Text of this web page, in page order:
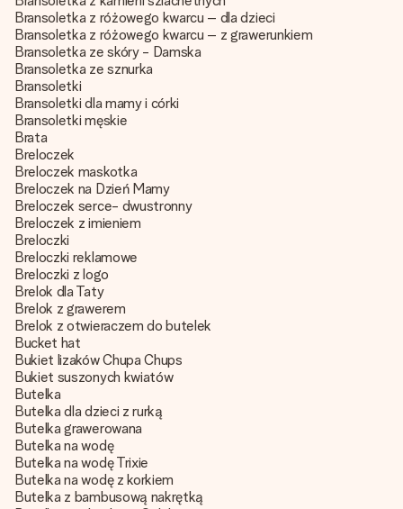
Bransoletka z różowego kwarcu – dla dzieci
Bransoletka z różowego kwarcu – z grawerunkiem
Bransoletka ze skóry - Damska
Bransoletka ze sznurka
Bransoletki
Bransoletki dla mamy i córki
Bransoletki męskie
Brata
Breloczek
Breloczek maskotka
Breloczek na Dzień Mamy
Breloczek serce- dwustronny
Breloczek z imieniem
Breloczki
Breloczki reklamowe
Breloczki z logo
Brelok dla Taty
Brelok z grawerem
Brelok z otwieraczem do butelek
Bucket hat
Bukiet lizaków Chupa Chups
Bukiet suszonych kwiatów
Butelka
Butelka dla dzieci z rurką
Butelka grawerowana
Butelka na wodę
Butelka na wodę Trixie
Butelka na wodę z korkiem
Butelka z bambusową nakrętką